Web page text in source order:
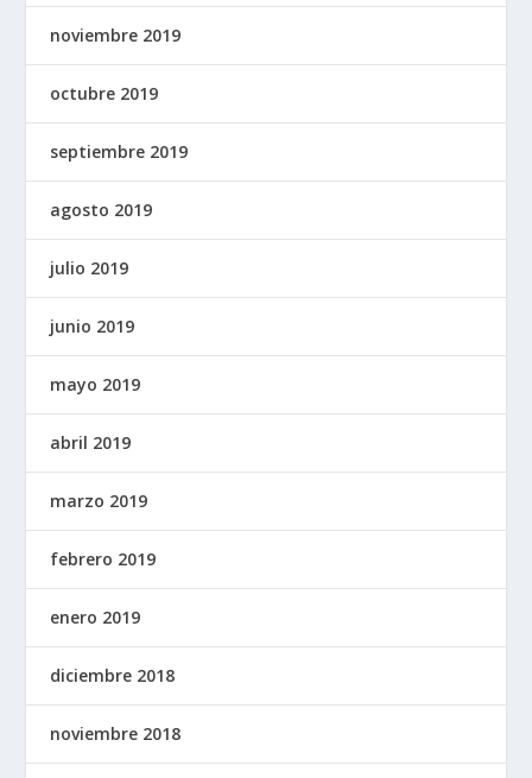
noviembre 2019
octubre 2019
septiembre 2019
agosto 2019
julio 2019
junio 2019
mayo 2019
abril 2019
marzo 2019
febrero 2019
enero 2019
diciembre 2018
noviembre 2018